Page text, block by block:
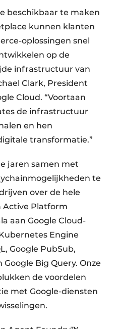
beschikbaar te maken
kunnen klanten
oplossingen snel
op de
infrastructuur van
Clark, President
Cloud. “Voortaan
de infrastructuur
en hen
transformatie.”
jaren samen met
te
over de hele
Active Platform
aan Google Cloud-
Engine
Google PubSub,
Big Query. Onze
de voordelen
met Google-diensten